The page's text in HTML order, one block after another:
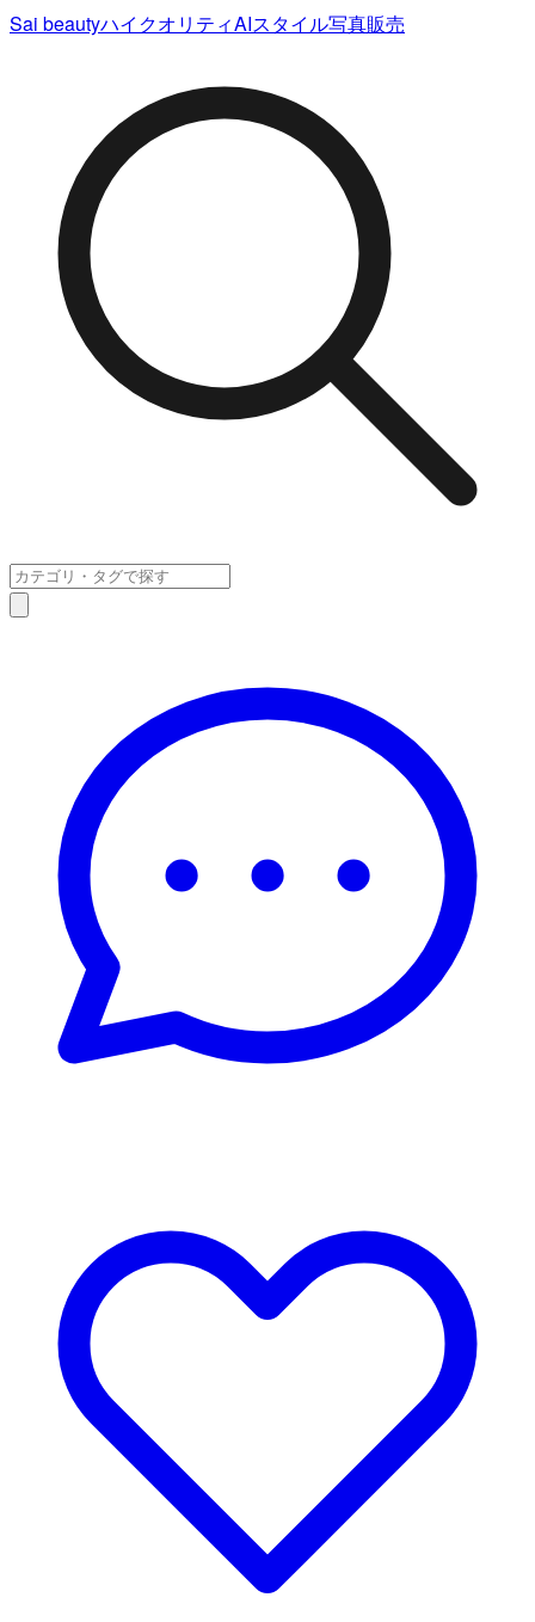
Sai beautyハイクオリティAIスタイル写真販売